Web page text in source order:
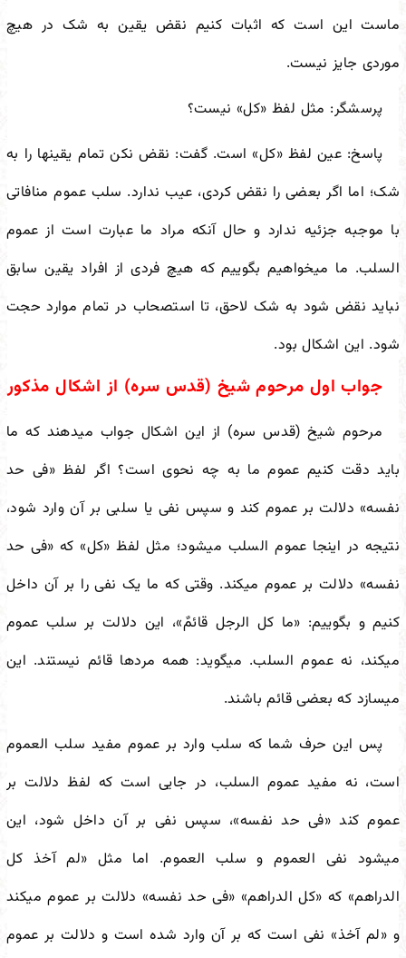
ماست این است که اثبات کنیم نقض یقین به شک در هیچ
موردی جایز نیست.
پرسشگر: مثل لفظ «کل» نیست؟
پاسخ: عین لفظ «کل» است. گفت: نقض نکن تمام یقینها را به
شک؛ اما اگر بعضی را نقض کردی، عیب ندارد. سلب عموم منافاتی
با موجبه جزئیه ندارد و حال آنکه مراد ما عبارت است از عموم
السلب. ما میخواهیم بگوییم که هیچ فردی از افراد یقین سابق
نباید نقض شود به شک لاحق، تا استصحاب در تمام موارد حجت
شود. این اشکال بود.
جواب اول مرحوم شیخ (قدس سره) از اشکال مذکور
مرحوم شیخ (قدس سره) از این اشکال جواب میدهند که ما
باید دقت کنیم عموم ما به چه نحوی است؟ اگر لفظ «فی حد
نفسه» دلالت بر عموم کند و سپس نفی یا سلبی بر آن وارد شود،
نتیجه در اینجا عموم السلب میشود؛ مثل لفظ «کل» که «فی حد
نفسه» دلالت بر عموم میکند. وقتی که ما یک نفی را بر آن داخل
کنیم و بگوییم: «ما کل الرجل قائمٌ»، این دلالت بر سلب عموم
میکند، نه عموم السلب. میگوید: همه مردها قائم نیستند. این
میسازد که بعضی قائم باشند.
پس این حرف شما که سلب وارد بر عموم مفید سلب العموم
است، نه مفید عموم السلب، در جایی است که لفظ دلالت بر
عموم کند «فی حد نفسه»، سپس نفی بر آن داخل شود، این
میشود نفی العموم و سلب العموم. اما مثل «لم آخذ کل
الدراهم» که «کل الدراهم» «فی حد نفسه» دلالت بر عموم میکند
و «لم آخذ» نفی است که بر آن وارد شده است و دلالت بر عموم